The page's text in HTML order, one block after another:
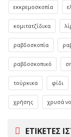
εκκρεμοσκοπία
κομιτατζίδικα
ραβδοσκοπία
ραβδοσκοπικό
τούρκικα φίδι
χρήσης χρυσά
ΕΤΙΚΈΤΕΣ